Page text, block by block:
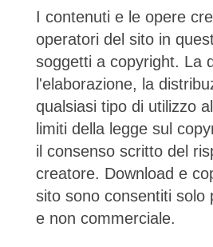
I contenuti e le opere
operatori del sito in
soggetti a copyright. La
l'elaborazione, la
qualsiasi tipo di utilizzo
limiti della legge sul
il consenso scritto del
creatore. Download e
sito sono consentiti solo
e non commerciale.